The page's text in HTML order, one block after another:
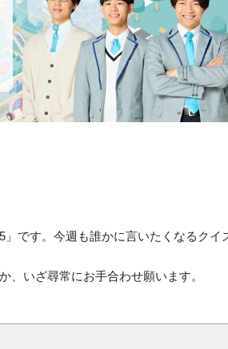
です。今週も誰かに言いたくなるクイ
、いざ尋常にお手合わせ願います。